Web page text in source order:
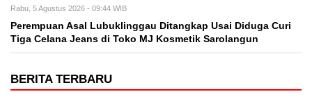
Rabu, 5 Agustus 2026 - 09:44 WIB
Perempuan Asal Lubuklinggau Ditangkap Usai Diduga Curi
Tiga Celana Jeans di Toko MJ Kosmetik Sarolangun
BERITA TERBARU